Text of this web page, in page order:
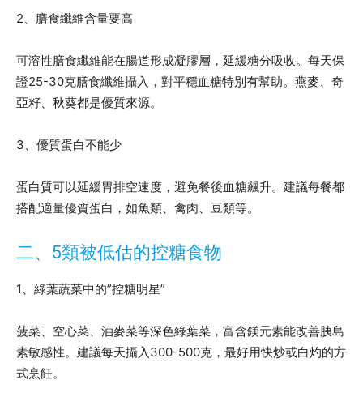
2、膳食纖維含量要高
可溶性膳食纖維能在腸道形成凝膠層，延緩糖分吸收。每天保
證25-30克膳食纖維攝入，對平穩血糖特別有幫助。燕麥、奇
亞籽、秋葵都是優質來源。
3、優質蛋白不能少
蛋白質可以延緩胃排空速度，避免餐後血糖飆升。建議每餐都
搭配適量優質蛋白，如魚類、禽肉、豆類等。
二、5類被低估的控糖食物
1、綠葉蔬菜中的”控糖明星”
菠菜、空心菜、油麥菜等深色綠葉菜，富含鎂元素能改善胰島
素敏感性。建議每天攝入300-500克，最好用快炒或白灼的方
式烹飪。